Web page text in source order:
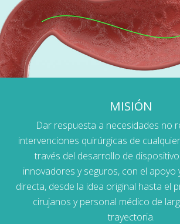
MISIÓN
Dar respuesta a necesidades no
intervenciones quirúrgicas de
través del desarrollo de
innovadores y seguros, con el apoyo
directa, desde la idea original hasta el
cirujanos y personal médico de
trayectoria.